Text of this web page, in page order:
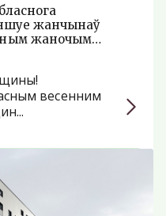
жанчынаў
жаночым
весенним